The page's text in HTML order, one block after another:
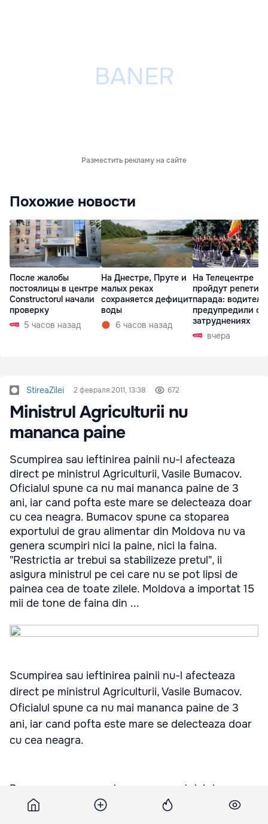
Разместить рекламу на сайте
Похожие новости
После жалобы
постоялицы в центре
Constructorul начали
проверку
5 часов назад
На Днестре, Пруте и
малых реках
сохраняется дефицит
воды
6 часов назад
На Телецентре
пройдут
парада:
предупредили о
затруднениях
вчера
StireaZilei 2 февраля 2011, 13:38 672
Ministrul Agriculturii nu
mananca paine
Scumpirea sau ieftinirea painii nu-l afecteaza
direct pe ministrul Agriculturii, Vasile Bumacov.
Oficialul spune ca nu mai mananca paine de 3
ani, iar cand pofta este mare se delecteaza doar
cu cea neagra. Bumacov spune ca stoparea
exportului de grau alimentar din Moldova nu va
genera scumpiri nici la paine, nici la faina.
"Restrictia ar trebui sa stabilizeze pretul", ii
asigura ministrul pe cei care nu se pot lipsi de
painea cea de toate zilele. Moldova a importat 15
mii de tone de faina din ...
Scumpirea sau ieftinirea painii nu-l afecteaza
direct pe ministrul Agriculturii, Vasile Bumacov.
Oficialul spune ca nu mai mananca paine de 3
ani, iar cand pofta este mare se delecteaza doar
cu cea neagra.
Bumacov spune ca stoparea exportului de grau
alimentar din Moldova nu va genera scumpiri nici